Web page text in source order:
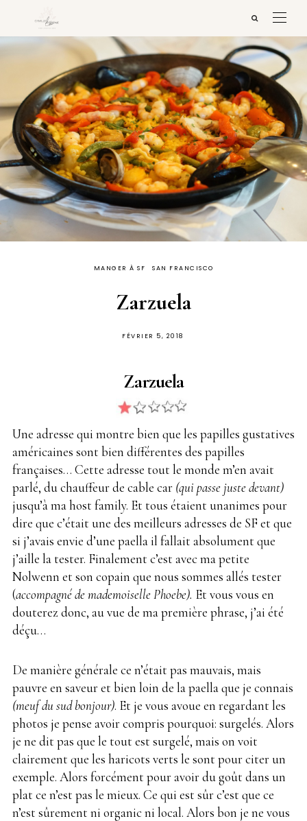
MANGER À SF SAN FRANCISCO
Zarzuela
PUBLIÉ
FÉVRIER 5, 2018
Zarzuela
Une adresse qui montre bien que les papilles gustatives
américaines sont bien différentes des papilles
françaises… Cette adresse tout le monde m’en avait
parlé, du chauffeur de cable car (qui passe juste devant)
jusqu’à ma host family. Et tous étaient unanimes pour
dire que c’était une des meilleurs adresses de SF et que
si j’avais envie d’une paella il fallait absolument que
j’aille la tester. Finalement c’est avec ma petite
Nolwenn et son copain que nous sommes allés tester
(accompagné de mademoiselle Phoebe). Et vous vous en
douterez donc, au vue de ma première phrase, j’ai été
déçu…
De manière générale ce n’était pas mauvais, mais
pauvre en saveur et bien loin de la paella que je connais
(meuf du sud bonjour). Et je vous avoue en regardant les
photos je pense avoir compris pourquoi: surgelés. Alors
je ne dit pas que le tout est surgelé, mais on voit
clairement que les haricots verts le sont pour citer un
exemple. Alors forcément pour avoir du goût dans un
plat ce n’est pas le mieux. Ce qui est sûr c’est que ce
n’est sûrement ni organic ni local. Alors bon je ne vous